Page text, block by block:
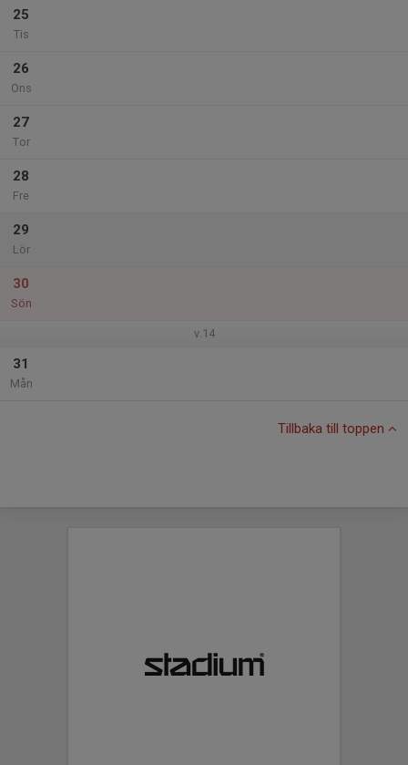
25
Tis
26
Ons
27
Tor
28
Fre
29
Lör
30
Sön
v.14
31
Mån
Tillbaka till toppen